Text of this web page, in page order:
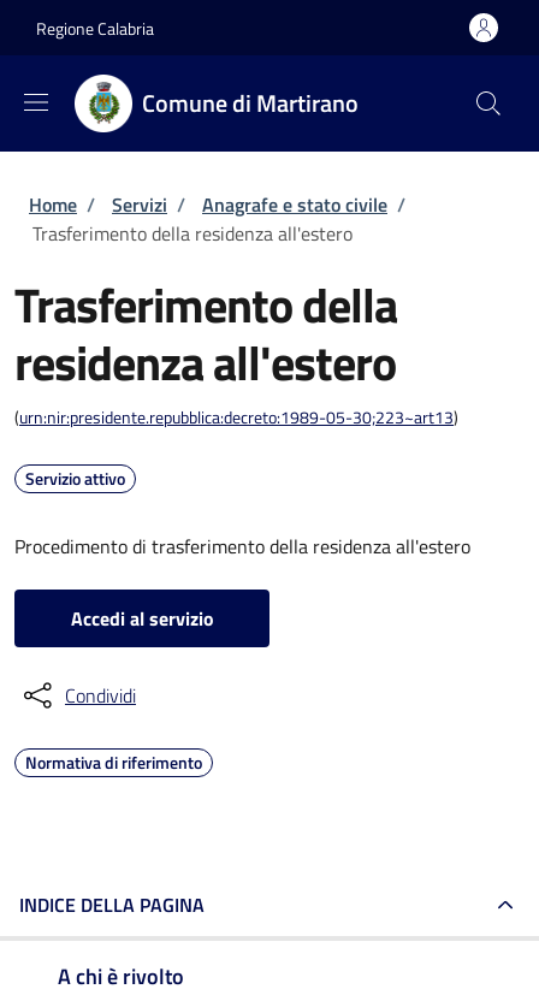
Regione Calabria
Comune di Martirano
Briciole di pane
Home / Servizi / Anagrafe e stato civile /
Trasferimento della residenza all'estero
Trasferimento della
residenza all'estero
(urn:nir:presidente.repubblica:decreto:1989-05-30;223~art13)
Servizio attivo
Procedimento di trasferimento della residenza all'estero
Accedi al servizio
Condividi
Normativa di riferimento
INDICE DELLA PAGINA
A chi è rivolto